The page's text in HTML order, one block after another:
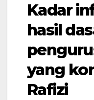
Kadar
hasil
yang
Rafizi